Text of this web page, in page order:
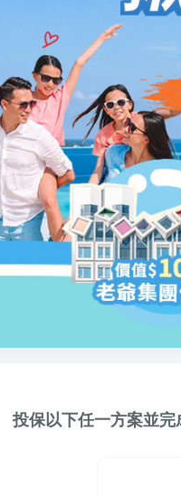
投保以下任一方案並完